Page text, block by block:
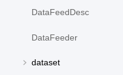
DataFeedDesc
DataFeeder
dataset